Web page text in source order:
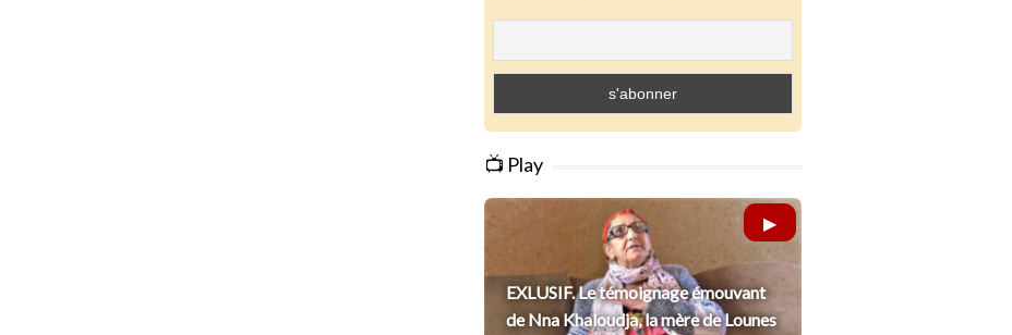
📺 Play
EXLUSIF. Le témoignage émouvant
de Nna Khaloudja, la mère de Lounes